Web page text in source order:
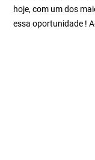
hoje, com um dos
essa oportunidade !